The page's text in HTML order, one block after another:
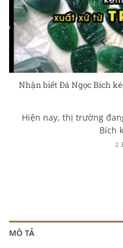
Nhận biết Đá Ngọc Bích
Hiện nay, thị trường
Bích
2
MÔ TẢ